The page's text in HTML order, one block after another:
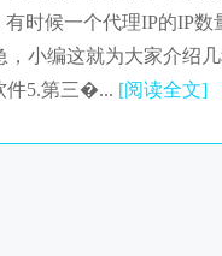
时候一个代理IP的IP
小编这就为大家介绍
件5.第三�... [阅读全文]